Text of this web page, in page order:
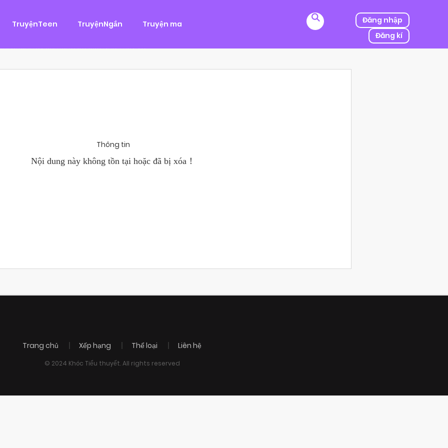
TruyệnTeen TruyệnNgắn Truyện ma
Đăng nhập
Đăng kí
Tình Cảm
Hùng, một tên cướp biển chân chính. Cho đến một ngày, cô bị kẻ thù của ba mình bắt cóc, người được mệnh danh
Chánh Uy săn lùng ba của Nhã Thụy và...
Thông tin
Nội dung này không tồn tại hoặc đã bị xóa！
Trang chủ Xếp hạng Thể loại Liên hệ
© 2024 Khóc Tiểu thuyết. All rights reserved